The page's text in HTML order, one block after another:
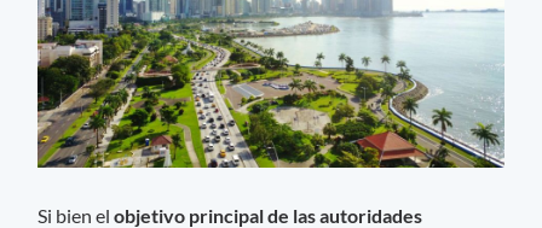
Si bien elobjetivo principal de las autoridades